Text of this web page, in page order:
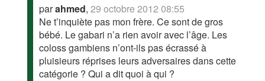
parahmed,29 octobre 2012 08:55
Ne t’inquiète pas mon frère. Ce sont de gros
bébé. Le gabari n’a rien avoir avec l’âge. Les
coloss gambiens n’ont-ils pas écrassé à
pluisieurs réprises leurs adversaires dans cette
catégorie ? Qui a dit quoi à qui ?